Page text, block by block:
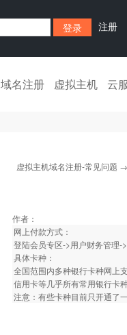
注册
域名注册 虚拟主机 云
虚拟主机域名注册-常见问题
作者：
网上付款方式：
登陆会员专区->用户财务管理-
具体卡种：
全国范围内多种银行卡种网上
信用卡等几乎所有常用银行卡
注意：有些卡种目前只开通了